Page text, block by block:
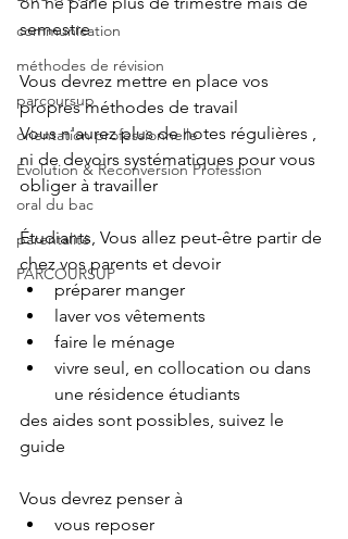
communication
méthodes de révision
parcoursup
orientation professionnelle
Évolution & Reconversion Profession
oral du bac
parentalité
PARCOURSUP
semestre
Vous devrez mettre en place vos
propres méthodes de travail
Vous n'aurez plus de notes régulières ,
ni de devoirs systématiques pour vous
obliger à travailler
Étudiants, Vous allez peut-être partir de
chez vos parents et devoir
préparer manger
laver vos vêtements
faire le ménage
vivre seul, en collocation ou dans
une résidence étudiants
des aides sont possibles, suivez le
guide
Vous devrez penser à
vous reposer